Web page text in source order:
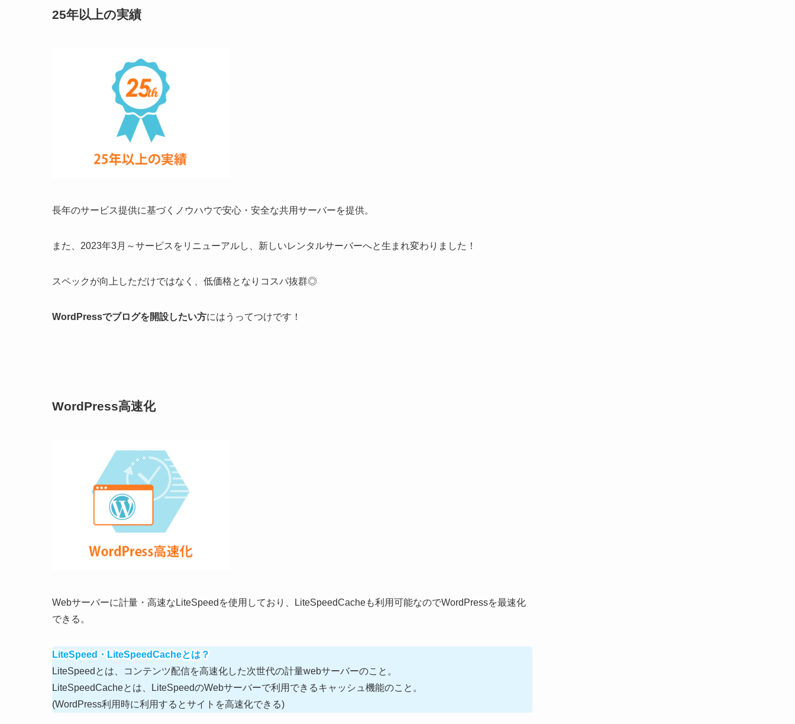
25年以上の実績
長年のサービス提供に基づくノウハウで安心・安全な共用サーバーを提供。
また、 2023年3月～サービスをリニューアルし、新しいレンタルサーバーへと生まれ変わりました！
スペックが向上しただけではなく、 低価格となりコスパ抜群◎
WordPressでブログを開設したい方にはうってつけです！
WordPress高速化
Webサーバーに計量・高速なLiteSpeedを使用しており、LiteSpeedCacheも利用可能なのでWordPressを最速化
できる。
LiteSpeed・LiteSpeedCacheとは？
LiteSpeedとは、コンテンツ配信を高速化した次世代の計量webサーバーのこと。
LiteSpeedCacheとは、LiteSpeedのWebサーバーで利用できるキャッシュ機能のこと。
(WordPress利用時に利用するとサイトを高速化できる)